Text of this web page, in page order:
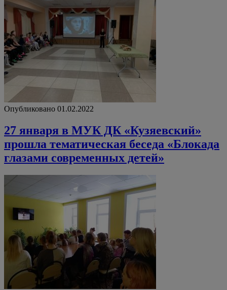
Опубликовано 01.02.2022
27 января в МУК ДК «Кузяевский»
прошла тематическая беседа «Блокада
глазами современных детей»